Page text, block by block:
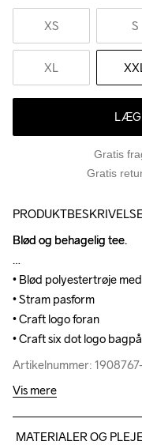
XS S
XL
LÆG
Gratis
Gratis
Blød og behagelig tee.
• Blød polyestertrøje
• Stram pasform
• Craft logo foran
• Craft six dot logo bagpå
Artikelnummer:
Blød og behagelig tee.
• Blød polyestertrøje
• Stram pasform
• Craft logo foran
• Craft six dot logo bagpå
Artikelnummer:
Vis mere
MATERIALER OG